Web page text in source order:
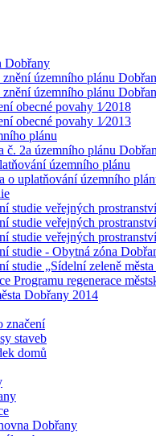
Dobřany
územního plánu
územního plánu
obecné povahy 1⁄2018
obecné povahy 1⁄2013
plánu
č. 2a územního plánu
územního plánu
o uplatňování územního
studie veřejných
studie veřejných
studie veřejných
studie - Obytná zóna
studie „Sídelní zeleně
Programu regenerace
Dobřany 2014
značení
staveb
domů
Dobřany